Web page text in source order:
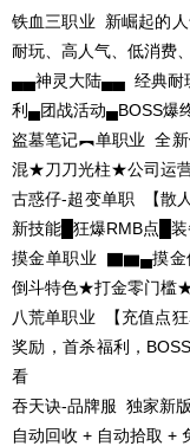
铁血三职业 新崛起的
耐玩、高人气、低消费
▄▄神灵大陆▄▄ 经典耐
利▄团战活动▄BOSS爆
盗墓笔记︻单职业 全
混★刀刀光柱★公司运
古惑仔-超变单职
【散
新技能█狂爆RMB点█
摸金单职业
▇▆▄摸金
倒斗特色★打金零门槛
八荒单职业
【充值点狂
奖励，首杀福利，
看
吞天诀-品牌服 独家新
自动回收 + 自动拾取 +